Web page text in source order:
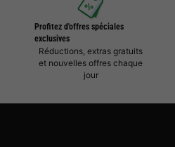
Profitez d'offres spéciales
exclusives
Réductions, extras gratuits
et nouvelles offres chaque
jour